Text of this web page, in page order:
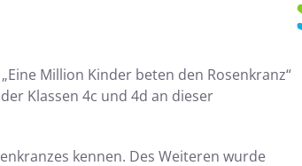
Million Kinder beten den Rosenkranz“
Klassen 4c und 4d an dieser
kennen. Des Weiteren wurde